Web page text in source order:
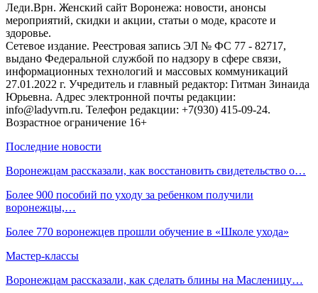
Леди.Врн. Женский сайт Воронежа: новости, анонсы
мероприятий, скидки и акции, статьи о моде, красоте и
здоровье.
Сетевое издание. Реестровая запись ЭЛ № ФС 77 - 82717,
выдано Федеральной службой по надзору в сфере связи,
информационных технологий и массовых коммуникаций
27.01.2022 г. Учредитель и главный редактор: Гитман Зинаида
Юрьевна. Адрес электронной почты редакции:
info@ladyvrn.ru. Телефон редакции: +7(930) 415-09-24.
Возрастное ограничение 16+
Последние новости
Воронежцам рассказали, как восстановить свидетельство о…
Более 900 пособий по уходу за ребенком получили
воронежцы,…
Более 770 воронежцев прошли обучение в «Школе ухода»
Мастер-классы
Воронежцам рассказали, как сделать блины на Масленицу…